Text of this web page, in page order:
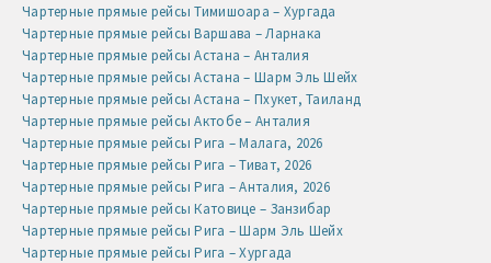
Чартерные прямые рейсы Тимишоара – Хургада
Чартерные прямые рейсы Варшава – Ларнака
Чартерные прямые рейсы Астана – Анталия
Чартерные прямые рейсы Астана – Шарм Эль Шейх
Чартерные прямые рейсы Астана – Пхукет, Таиланд
Чартерные прямые рейсы Актобе – Анталия
Чартерные прямые рейсы Рига – Малага, 2026
Чартерные прямые рейсы Рига – Тиват, 2026
Чартерные прямые рейсы Рига – Анталия, 2026
Чартерные прямые рейсы Катовице – Занзибар
Чартерные прямые рейсы Рига – Шарм Эль Шейх
Чартерные прямые рейсы Рига – Хургада